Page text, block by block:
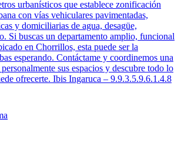
urbanísticos que establece zonificación
con vías vehiculares pavimentadas,
y domiciliarias de agua, desagüe,
Si buscas un departamento amplio, funcional
en Chorrillos, esta puede ser la
esperando. Contáctame y coordinemos una
sus espacios y descubre todo lo
ofrecerte. Ibis Ingaruca – 9.9.3.5.9.6.1.4.8